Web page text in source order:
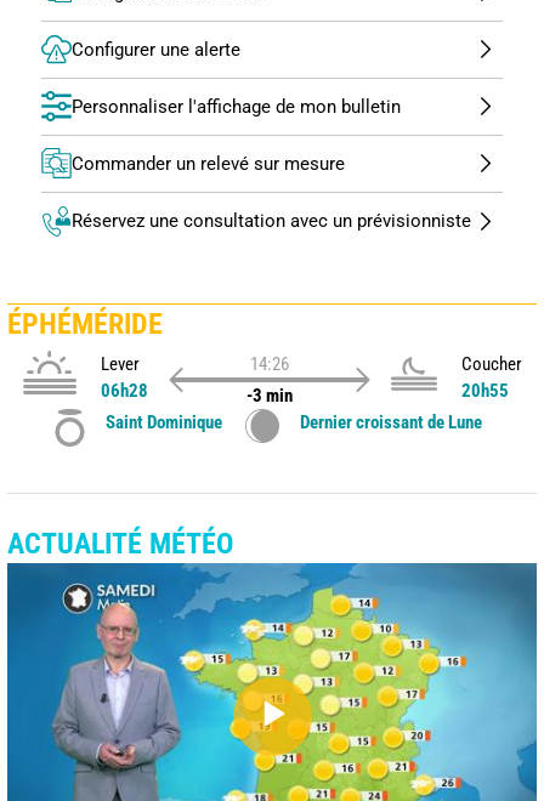
Configurer une alerte
Personnaliser l'affichage de mon bulletin
Commander un relevé sur mesure
Réservez une consultation avec un prévisionniste
ÉPHÉMÉRIDE
Lever
06h28
14:26
-3 min
Coucher
20h55
Saint Dominique
Dernier croissant de Lune
ACTUALITÉ MÉTÉO